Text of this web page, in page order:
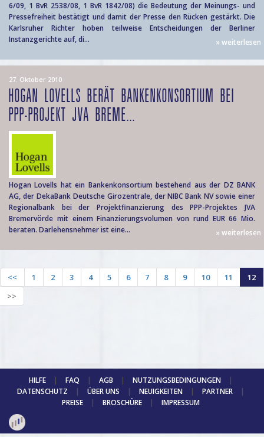
6/09, 1 BvR 2538/08, 1 BvR 1842/08) die Bedeutung der Meinungs- und
Pressefreiheit bestätigt und damit der Presse den Rücken gestärkt. Die
Karlsruher Richter hoben teilweise Entscheidungen der Berliner
Instanzgerichte auf, di...
» weiterlesen
27. Oktober 2010
HOGAN LOVELLS BERÄT BANKENKONSORTIUM BEI
PPP-PROJEKT JVA BREME...
Hogan Lovells hat ein Bankenkonsortium bestehend aus der DZ BANK
AG, der DekaBank Deutsche Girozentrale, der NIBC Bank NV sowie einer
Regionalbank bei der Projektfinanzierung des PPP-Projektes JVA
Bremervörde mit einem Finanzierungsvolumen von rund EUR 66 Mio.
beraten. Darlehensnehmer ist eine...
» weiterlesen
<< 1 2 3 4 5 6 7 8 9 10 11
12
>>
HILFE | FAQ | AGB | NUTZUNGSBEDINGUNGEN
|
DATENSCHUTZ
| ÜBER UNS | NEUIGKEITEN | PARTNER
|
PREISE
| BROSCHÜRE | IMPRESSUM